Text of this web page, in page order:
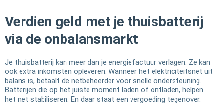
Verdien geld met je thuisbatterij
via de onbalansmarkt
Je thuisbatterij kan meer dan je energiefactuur verlagen. Ze kan
ook extra inkomsten opleveren. Wanneer het elektriciteitsnet uit
balans is, betaalt de netbeheerder voor snelle ondersteuning.
Batterijen die op het juiste moment laden of ontladen, helpen
het net stabiliseren. En daar staat een vergoeding tegenover.